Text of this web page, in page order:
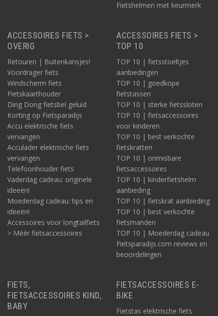
Fietshelmen met keurmerk
ACCESSOIRES FIETS >
OVERIG
Retouren | Buitenkansjes!
Voordrager fiets
Windscherm fiets
Fietskaarthouder
Ding Dong fietsbel geluid
Korting op Fietsparadijs
Accu elektrische fiets
vervangen
Acculader elektrische fiets
vervangen
Telefoonhouder fiets
Vaderdag cadeau: originele
ideeën!
Moederdag cadeau: tips en
ideeën!
Accessoires voor longtailfiets
> Méér fietsaccessoires
ACCESSOIRES FIETS >
TOP 10
TOP 10 | fietsstoeltjes
aanbiedingen
TOP 10 | goedkope
fietstassen
TOP 10 | sterke fietssloten
TOP 10 | fietsaccessoires
voor kinderen
TOP 10 | best verkochte
fietskratten
TOP 10 | onmisbare
fietsaccessoires
TOP 10 | kinderfietshelm
aanbieding
TOP 10 | fietskrat aanbieding
TOP 10 | best verkochte
fietsmanden
TOP 10 | Moederdag cadeau
Fietsparadijs.com reviews en
beoordelingen
FIETS,
FIETSACCESSOIRES KIND,
BABY
FIETSACCESSOIRES E-
BIKE
Fietstas elektrische fiets